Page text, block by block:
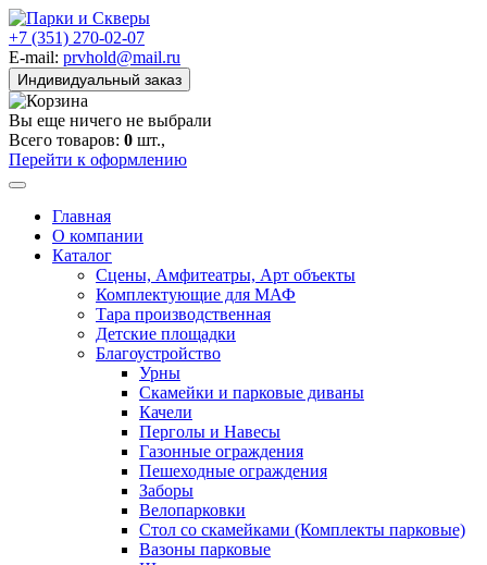
+7 (351) 270-02-07
E-mail: prvhold@mail.ru
Индивидуальный заказ
Вы еще ничего не выбрали
Всего товаров: 0 шт.,
Перейти к оформлению
Главная
О компании
Каталог
Сцены, Амфитеатры, Арт объекты
Комплектующие для МАФ
Тара производственная
Детские площадки
Благоустройство
Урны
Скамейки и парковые диваны
Качели
Перголы и Навесы
Газонные ограждения
Пешеходные ограждения
Заборы
Велопарковки
Стол со скамейками (Комплекты парковые)
Вазоны парковые